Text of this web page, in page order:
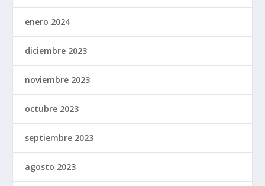
enero 2024
diciembre 2023
noviembre 2023
octubre 2023
septiembre 2023
agosto 2023